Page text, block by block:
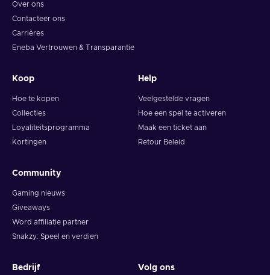
Over ons
Contacteer ons
Carrières
Eneba Vertrouwen & Transparantie
Koop
Hoe te kopen
Collecties
Loyaliteitsprogramma
Kortingen
Help
Veelgestelde vragen
Hoe een spel te activeren
Maak een ticket aan
Retour Beleid
Community
Gaming nieuws
Giveaways
Word affiliatie partner
Snakzy: Speel en verdien
Bedrijf Volg ons